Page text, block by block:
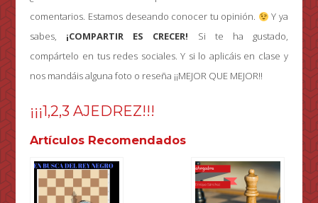
comentarios. Estamos deseando conocer tu opinión.
Y ya
sabes, ¡COMPARTIR ES CRECER! Si te ha gustado,
compártelo en tus redes sociales. Y si lo aplicáis en clase y
nos mandáis alguna foto o reseña ¡¡MEJOR QUE MEJOR!!
¡¡¡1,2,3 AJEDREZ!!!
Artículos Recomendados